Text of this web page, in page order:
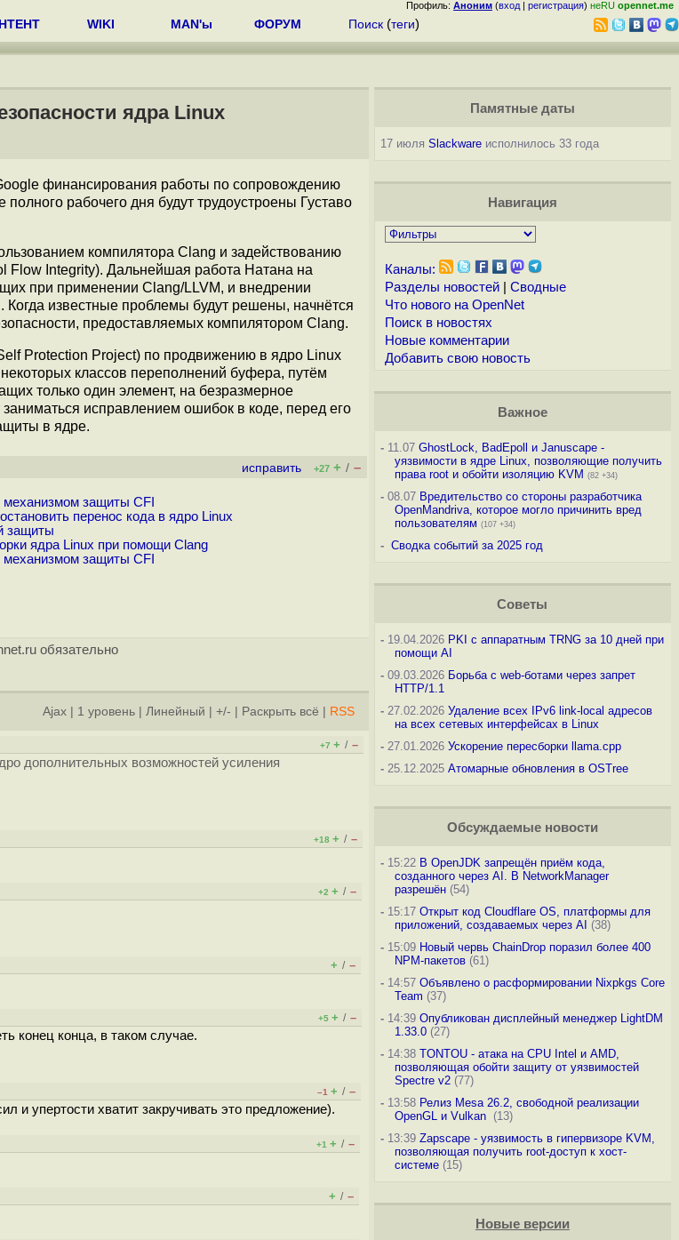
Профиль: Аноним (вход | регистрация) неRU opennet.me
WIKI MAN'ы ФОРУМ Поиск (теги)
ядра Linux
финансирования работы по сопровождению
рабочего дня будут трудоустроены Густаво
компилятора Clang и задействованию
Flow Integrity). Дальнейшая работа Натана на
при применении Clang/LLVM, и внедрении
известные проблемы будут решены, начнётся
предоставляемых компилятором Clang.
Protection Project) по продвижению в ядро Linux
классов переполнений буфера, путём
только один элемент, на безразмерное
заниматься исправлением ошибок в коде, перед его
в ядре.
исправить +27 + / –
механизмом защиты CFI
перенос кода в ядро Linux
защиты
ядра Linux при помощи Clang
механизмом защиты CFI
обязательно
Ajax 1 уровень Линейный +/- Раскрыть всё RSS
+7 + / –
дополнительных возможностей усиления
+18 + / –
+2 + / –
+ / –
+5 + / –
конец конца, в таком случае.
–1 + / –
и упертости хватит закручивать это предложение).
+1 + / –
+ / –
Памятные даты
17 июля Slackwareисполнилось 33 года
Навигация
Каналы:
Разделы новостей| Сводные
Что нового на OpenNet
Поиск в новостях
Новые комментарии
Добавить свою новость
Важное
-11.07 GhostLock, BadEpoll и Januscape -
уязвимости в ядре Linux, позволяющие получить
права root и обойти изоляцию KVM (82 +34)
-08.07 Вредительство со стороны разработчика
OpenMandriva, которое могло причинить вред
пользователям (107 +34)
- Сводка событий за 2025 год
Советы
-19.04.2026 PKI с аппаратным TRNG за 10 дней при
помощи AI
-09.03.2026 Борьба с web-ботами через запрет
HTTP/1.1
-27.02.2026 Удаление всех IPv6 link-local адресов
на всех сетевых интерфейсах в Linux
-27.01.2026 Ускорение пересборки llama.cpp
-25.12.2025 Атомарные обновления в OSTree
Обсуждаемые новости
-15:22 В OpenJDK запрещён приём кода,
созданного через AI. В NetworkManager
разрешён(54)
-15:17 Открыт код Cloudflare OS, платформы для
приложений, создаваемых через AI (38)
-15:09 Новый червь ChainDrop поразил более 400
NPM-пакетов(61)
-14:57 Объявлено о расформировании Nixpkgs Core
Team (37)
-14:39 Опубликован дисплейный менеджер LightDM
1.33.0(27)
-14:38 TONTOU - атака на CPU Intel и AMD,
позволяющая обойти защиту от уязвимостей
Spectre v2(77)
-13:58 Релиз Mesa 26.2, свободной реализации
OpenGL и Vulkan (13)
-13:39 Zapscape - уязвимость в гипервизоре KVM,
позволяющая получить root-доступ к хост-
системе(15)
Новые версии